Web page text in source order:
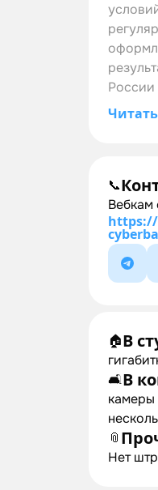
России
📞
Вебкам
https://
🏠В
🛋В
камеры
📎
Нет